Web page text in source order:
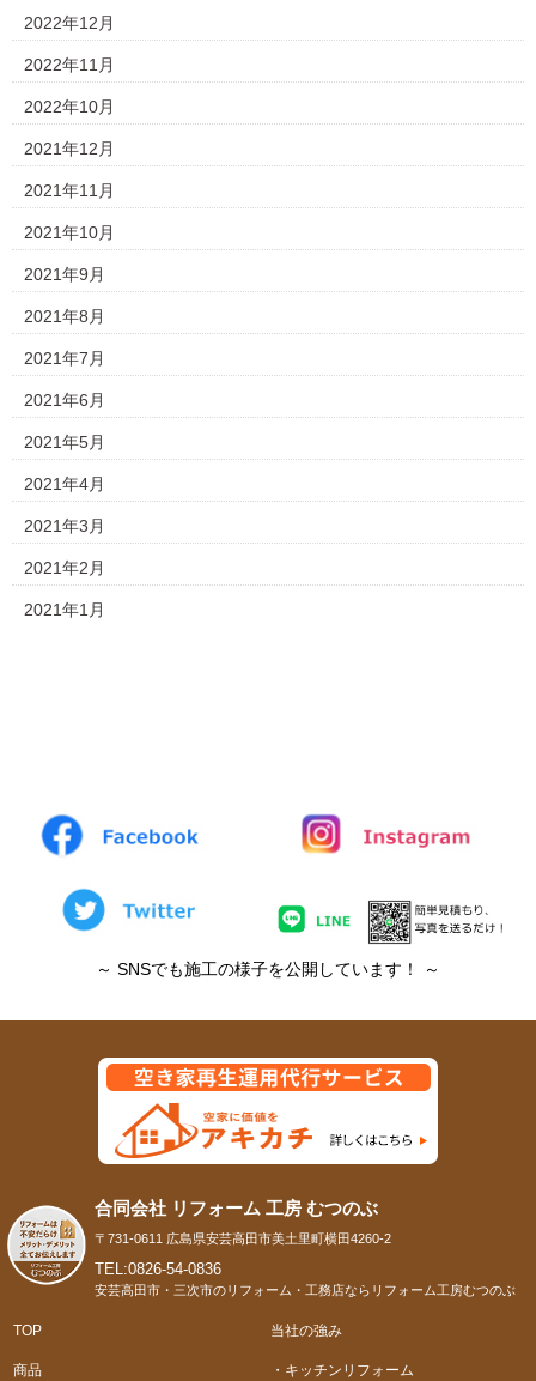
2022年12月
2022年11月
2022年10月
2021年12月
2021年11月
2021年10月
2021年9月
2021年8月
2021年7月
2021年6月
2021年5月
2021年4月
2021年3月
2021年2月
2021年1月
～ SNSでも施工の様子を公開しています！ ～
合同会社 リフォーム 工房 むつのぶ
〒731-0611 広島県安芸高田市美土里町横田4260-2
TEL:0826-54-0836
安芸高田市・三次市のリフォーム・工務店ならリフォーム工房むつのぶ
TOP 当社の強み
商品 ・キッチンリフォーム